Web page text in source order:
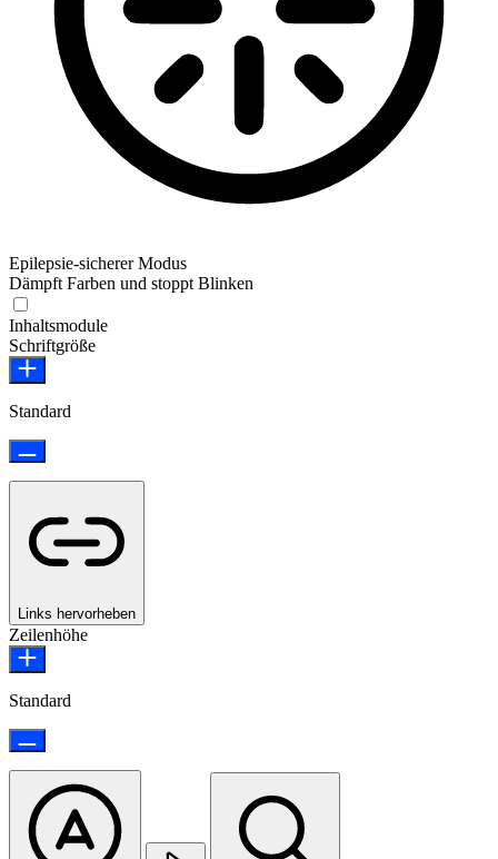
Epilepsie-sicherer Modus
Dämpft Farben und stoppt Blinken
Inhaltsmodule
Schriftgröße
Standard
Links hervorheben
Zeilenhöhe
Standard